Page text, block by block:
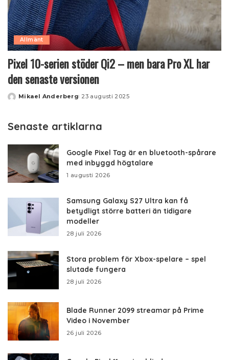
Allmänt
Pixel 10-serien stöder Qi2 – men bara Pro XL har
den senaste versionen
Posted
Mikael Anderberg 23 augusti 2025
Senaste artiklarna
Google Pixel Tag är en bluetooth-spårare
med inbyggd högtalare
1 augusti 2026
Samsung Galaxy S27 Ultra kan få
betydligt större batteri än tidigare
modeller
28 juli 2026
Stora problem för Xbox-spelare – spel
slutade fungera
28 juli 2026
Blade Runner 2099 streamar på Prime
Video i November
26 juli 2026